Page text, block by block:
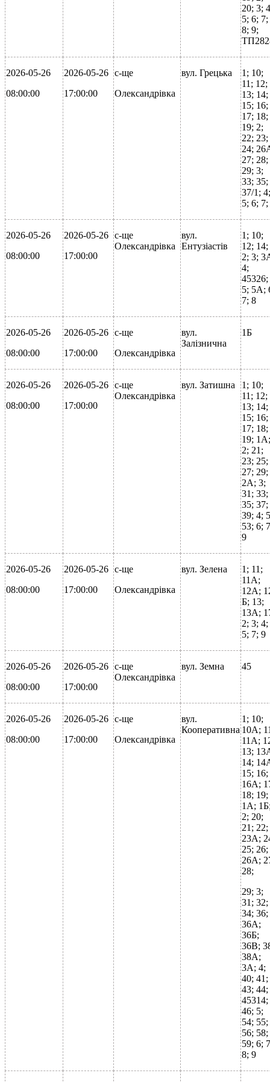
20; 3;
5; 6; 7;
8; 9;
2026-05-26
08:00:00
2026-05-26
17:00:00
с-ще
Олександрівка
вул. Грецька
1; 10;
11; 12;
13; 14;
15; 16;
17; 18;
19; 2;
22; 23;
24;
27; 28;
29; 3;
33; 35;
37/1; 4;
5; 6; 7;
2026-05-26
08:00:00
2026-05-26
17:00:00
с-ще
Олександрівка
вул.
Ентузіастів
1; 10;
12; 14;
2; 3;
4;
45326;
5; 5А;
7; 8
2026-05-26
08:00:00
2026-05-26
17:00:00
с-ще
Олександрівка
вул.
Залізнична
1Б
2026-05-26
08:00:00
2026-05-26
17:00:00
с-ще
Олександрівка
вул. Затишна
1; 10;
11; 12;
13; 14;
15; 16;
17; 18;
19; 1А;
2; 21;
23; 25;
27; 29;
2А; 3;
31; 33;
35; 37;
39; 4;
53; 6;
9
2026-05-26
08:00:00
2026-05-26
17:00:00
с-ще
Олександрівка
вул. Зелена
1; 11;
11А;
12А;
Б; 13;
13А;
2; 3; 4;
5; 7; 9
2026-05-26
08:00:00
2026-05-26
17:00:00
с-ще
Олександрівка
вул. Земна 45
2026-05-26
08:00:00
2026-05-26
17:00:00
с-ще
Олександрівка
вул.
Кооперативна
1; 10;
10А;
11А;
13;
14;
15; 16;
16А;
18; 19;
1А;
2; 20;
21; 22;
23А;
25; 26;
26А;
28;
29; 3;
31; 32;
34; 36;
36А;
36Б;
36В;
38А;
3А; 4;
40; 41;
43; 44;
45314;
46; 5;
54; 55;
56; 58;
59; 6;
8; 9